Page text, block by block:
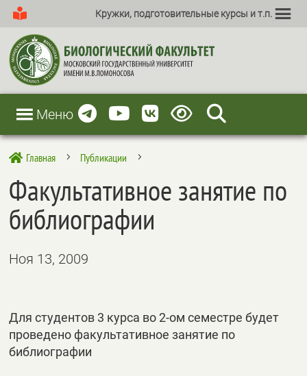
Кружки, подготовительные курсы и т.п.
Меню
 Главная 5 Публикации 5
Факультативное занятие по
библиографии
Ноя 13, 2009
Для студентов 3 курса во 2-ом семестре будет
проведено факультативное занятие по
библиографии